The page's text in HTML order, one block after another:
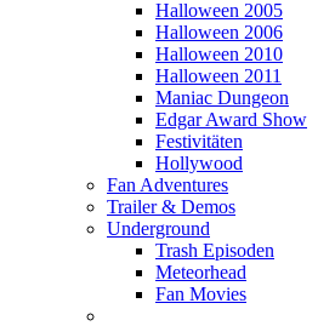
Halloween 2005
Halloween 2006
Halloween 2010
Halloween 2011
Maniac Dungeon
Edgar Award Show
Festivitäten
Hollywood
Fan Adventures
Trailer & Demos
Underground
Trash Episoden
Meteorhead
Fan Movies